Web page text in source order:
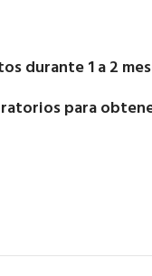
durante 1 a 2
para